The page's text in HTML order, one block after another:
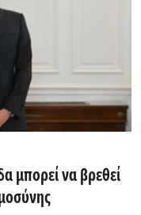
μπορεί να βρεθεί